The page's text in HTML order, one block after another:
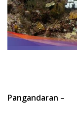
Pangandaran –